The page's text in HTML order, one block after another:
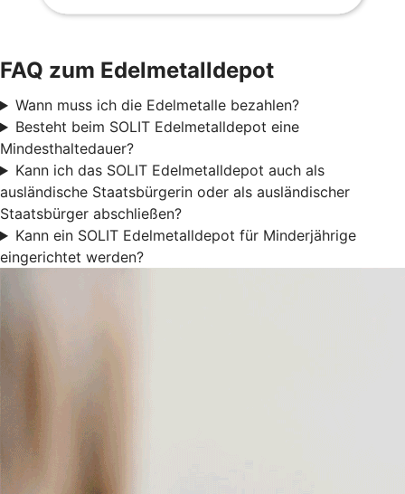
FAQ zum Edelmetalldepot
Wann muss ich die Edelmetalle bezahlen?
Besteht beim SOLIT Edelmetalldepot eine
Mindesthaltedauer?
Kann ich das SOLIT Edelmetalldepot auch als
ausländische Staatsbürgerin oder als ausländischer
Staatsbürger abschließen?
Kann ein SOLIT Edelmetalldepot für Minderjährige
eingerichtet werden?